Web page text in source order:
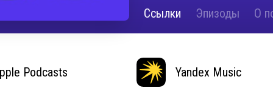
Ссылки Эпизоды О
Podcasts Yandex Music